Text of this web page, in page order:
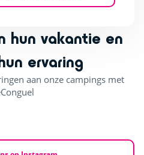
hun vakantie en
ervaring
aan onze campings met